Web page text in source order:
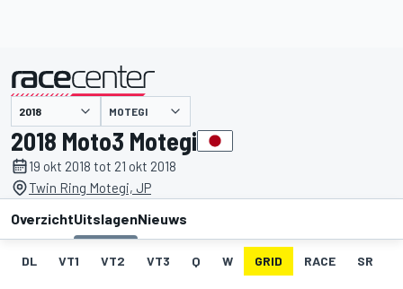
gepresenteerd door MOTEGI
2018 Moto3 Motegi
19 okt 2018 tot 21 okt 2018
Twin Ring Motegi, JP
OverzichtUitslagenNieuws
DL VT1 VT2 VT3 Q W GRID RACE SR